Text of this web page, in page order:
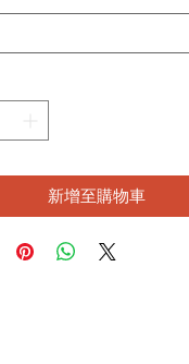
新增至購物車